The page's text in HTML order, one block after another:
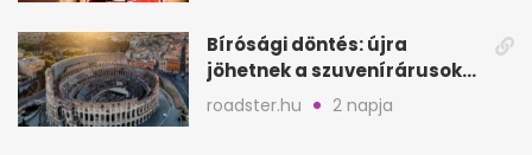
Bírósági döntés: újra
jöhetnek a szuvenírárusok
Európa ikonikus helyére
roadster.hu 2 napja